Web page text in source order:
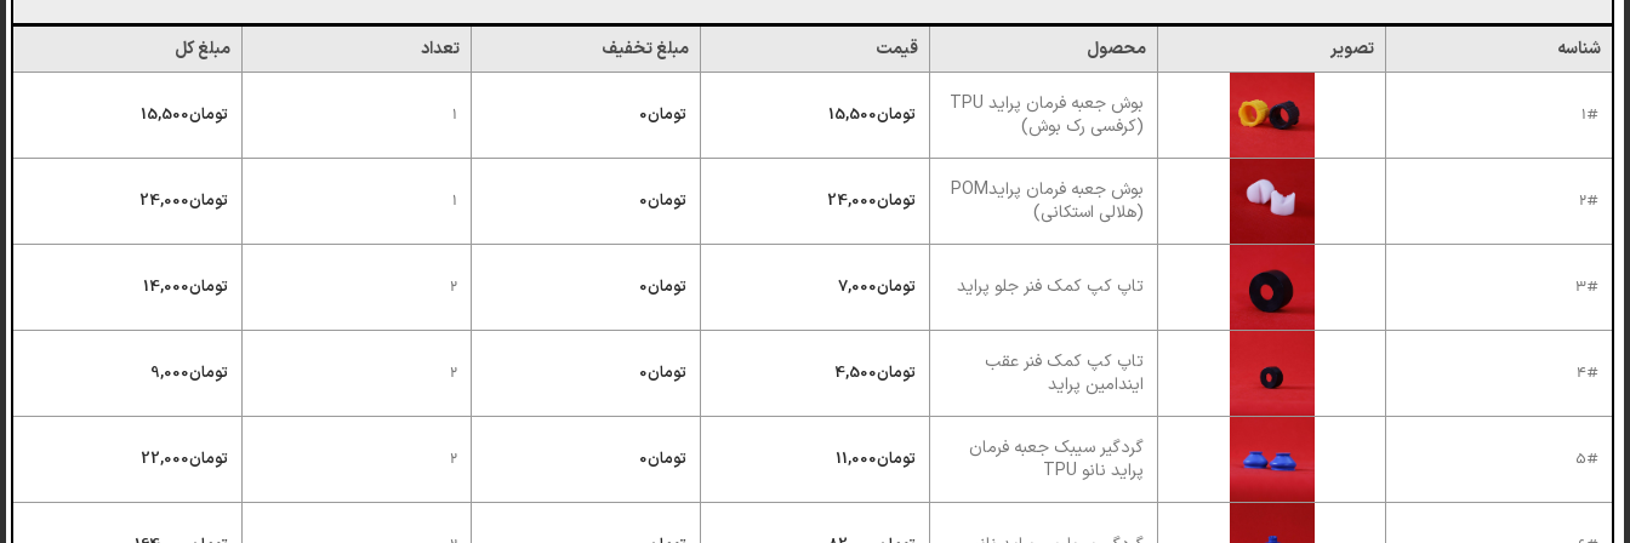
شناسه تصویر محصول قیمت مبلغ تخفیف تعداد مبلغ کل
1#
بوش جعبه فرمان پراید TPU
(کرفسی رک بوش)
تومان15,500 تومان0
1 تومان15,500
2#
بوش جعبه فرمان پرایدPOM
(هلالی استکانی)
تومان24,000 تومان0
1 تومان24,000
3# تاپ کپ کمک فنر جلو پراید تومان7,000 تومان0
2 تومان14,000
4#
تاپ کپ کمک فنر عقب
ایندامین پراید
تومان4,500 تومان0
2 تومان9,000
5#
گردگیر سیبک جعبه فرمان
پراید نانو TPU
تومان11,000 تومان0
2 تومان22,000